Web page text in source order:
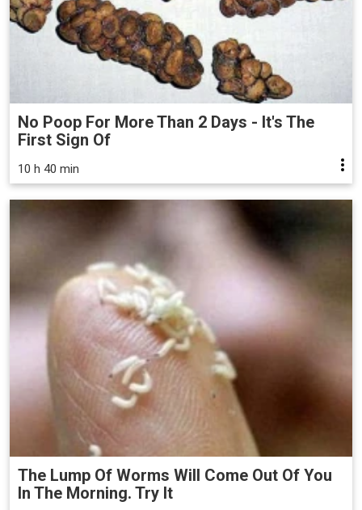
No Poop For More Than 2 Days - It's The
First Sign Of
10 h 40 min
The Lump Of Worms Will Come Out Of You
In The Morning. Try It